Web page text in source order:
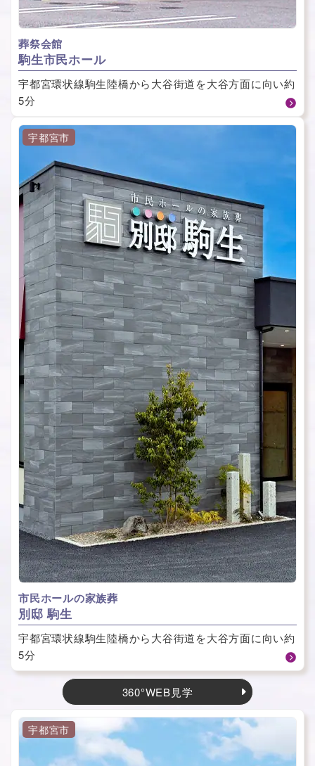
葬祭会館
駒⽣市⺠ホール
宇都宮環状線駒生陸橋から大谷街道を大谷方面に向い約
5分
宇都宮市
市民ホールの家族葬
別邸 駒生
宇都宮環状線駒生陸橋から大谷街道を大谷方面に向い約
5分
360°WEB見学
宇都宮市